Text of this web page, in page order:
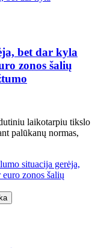
bet dar kyla
zonos šalių
laikotarpiu tikslo
palūkanų normas,
situacija gerėja,
zonos šalių